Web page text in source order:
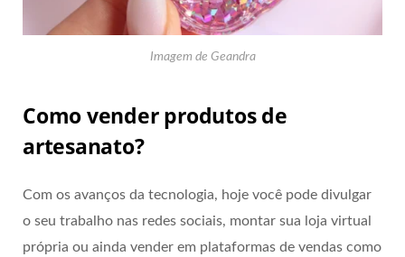
Imagem de Geandra
Como vender produtos de
artesanato?
Com os avanços da tecnologia, hoje você pode divulgar
o seu trabalho nas redes sociais, montar sua loja virtual
própria ou ainda vender em plataformas de vendas como